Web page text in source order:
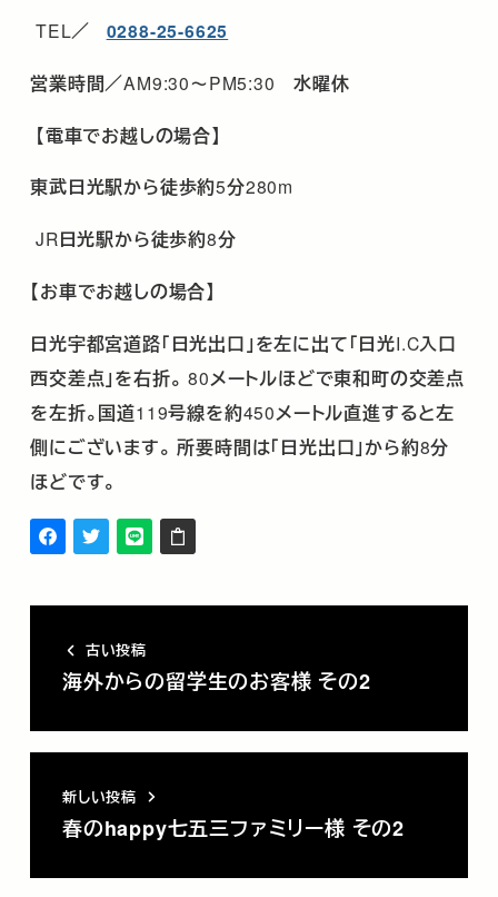
TEL／ 0288-25-6625
営業時間／AM9:30～PM5:30 水曜休
【電車でお越しの場合】
東武日光駅から徒歩約5分280m
JR日光駅から徒歩約8分
【お車でお越しの場合】
日光宇都宮道路「日光出口」を左に出て「日光I.C入口
西交差点」を右折。 80メートルほどで東和町の交差点
を左折。国道119号線を約450メートル直進すると左
側にございます。 所要時間は「日光出口」から約8分
ほどです。
古い投稿
海外からの留学生のお客様 その2
新しい投稿
春のhappy七五三ファミリー様 その2